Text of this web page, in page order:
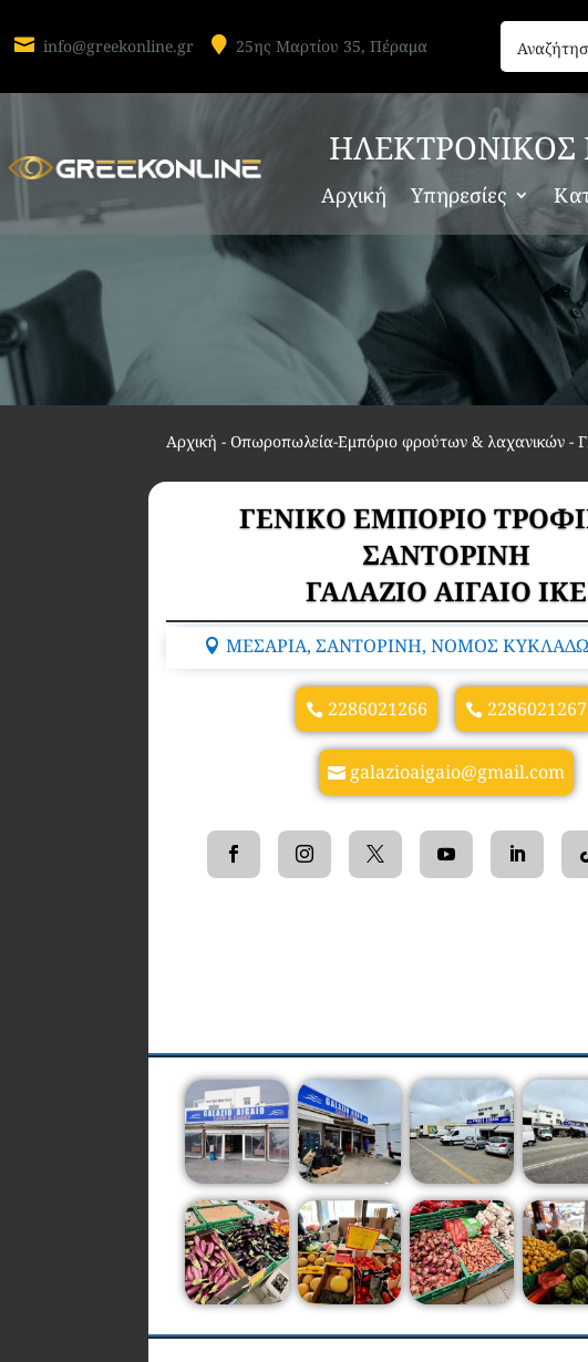
 info@greekonline.gr  25ης Μαρτίου 35, Πέραμα
ΗΛΕΚΤΡΟΝΙΚΟΣ
Αρχική Υπηρεσίες
Αρχική -Οπωροπωλεία-Εμπόριο φρούτων & λαχανικών -
ΓΕΝΙΚΟ ΕΜΠΟΡΙΟ
ΣΑΝΤΟΡΙΝΗ
ΓΑΛΑΖΙΟ ΑΙΓΑΙΟ ΙΚΕ
ΜΕΣΑΡΙΑ, ΣΑΝΤΟΡΙΝΗ, ΝΟΜΟΣ
2286021266 2286021267
galazioaigaio@gmail.com